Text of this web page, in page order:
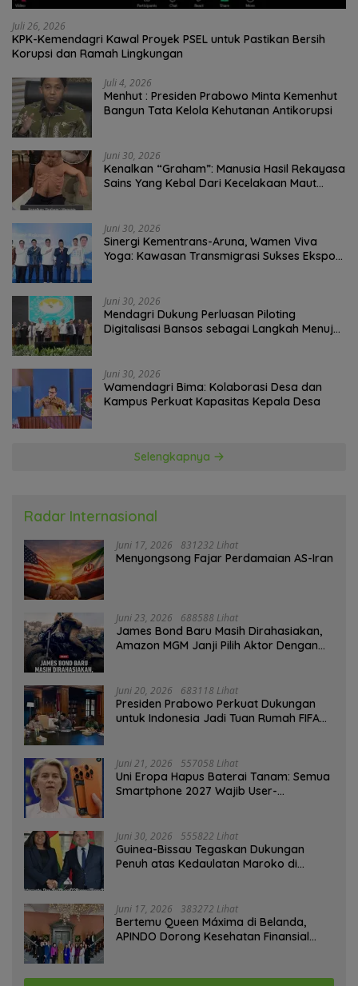
Juli 26, 2026
KPK-Kemendagri Kawal Proyek PSEL untuk Pastikan Bersih
Korupsi dan Ramah Lingkungan
Juli 4, 2026
Menhut : Presiden Prabowo Minta Kemenhut
Bangun Tata Kelola Kehutanan Antikorupsi
Juni 30, 2026
Kenalkan “Graham”: Manusia Hasil Rekayasa
Sains Yang Kebal Dari Kecelakaan Maut
Juni 30, 2026
Sinergi Kementrans-Aruna, Wamen Viva
Yoga: Kawasan Transmigrasi Sukses Ekspor
Juni 30, 2026
Mendagri Dukung Perluasan Piloting
Digitalisasi Bansos sebagai Langkah Menuju
Juni 30, 2026
Wamendagri Bima: Kolaborasi Desa dan
Kampus Perkuat Kapasitas Kepala Desa
Selengkapnya
Radar Internasional
Juni 17, 2026 831232 Lihat
Menyongsong Fajar Perdamaian AS-Iran
Juni 23, 2026 688588 Lihat
James Bond Baru Masih Dirahasiakan,
Amazon MGM Janji Pilih Aktor Dengan
Juni 20, 2026 683118 Lihat
Presiden Prabowo Perkuat Dukungan
untuk Indonesia Jadi Tuan Rumah FIFA
Juni 21, 2026 557058 Lihat
Uni Eropa Hapus Baterai Tanam: Semua
Smartphone 2027 Wajib User-
Juni 30, 2026 555822 Lihat
Guinea-Bissau Tegaskan Dukungan
Penuh atas Kedaulatan Maroko di
Juni 17, 2026 383272 Lihat
Bertemu Queen Máxima di Belanda,
APINDO Dorong Kesehatan Finansial